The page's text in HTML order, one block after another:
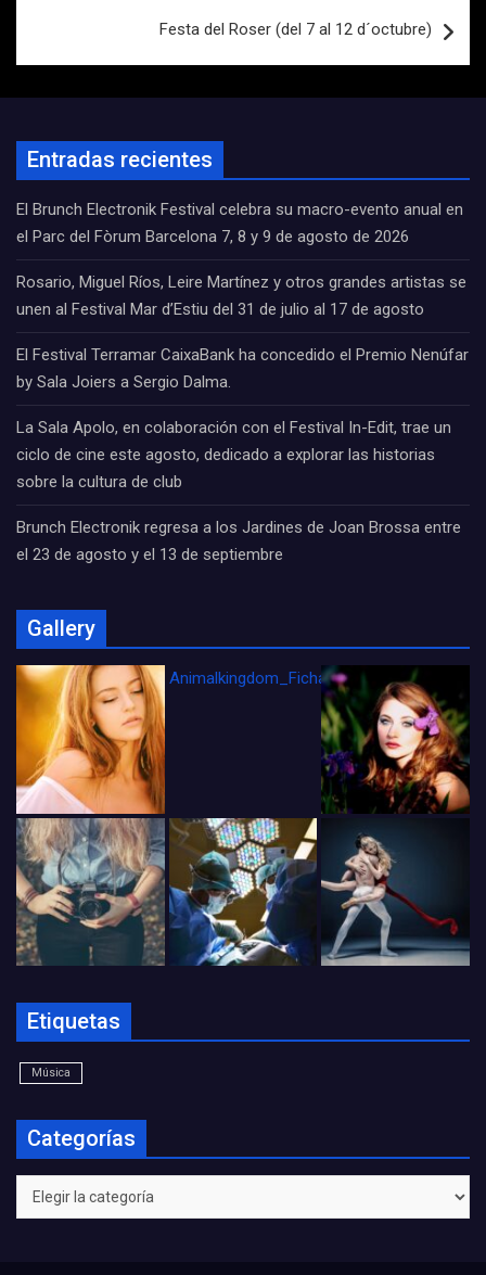
Festa del Roser (del 7 al 12 d´octubre)
Entradas recientes
El Brunch Electronik Festival celebra su macro-evento anual en
el Parc del Fòrum Barcelona 7, 8 y 9 de agosto de 2026
Rosario, Miguel Ríos, Leire Martínez y otros grandes artistas se
unen al Festival Mar d’Estiu del 31 de julio al 17 de agosto
El Festival Terramar CaixaBank ha concedido el Premio Nenúfar
by Sala Joiers a Sergio Dalma.
La Sala Apolo, en colaboración con el Festival In-Edit, trae un
ciclo de cine este agosto, dedicado a explorar las historias
sobre la cultura de club
Brunch Electronik regresa a los Jardines de Joan Brossa entre
el 23 de agosto y el 13 de septiembre
Gallery
Animalkingdom_FichaCine
Etiquetas
Música
Categorías
Categorías